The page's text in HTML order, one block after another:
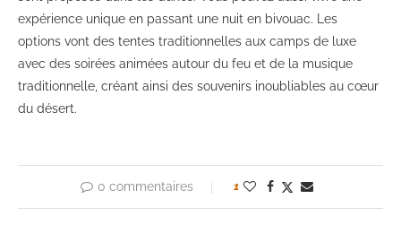
expérience unique en passant une nuit en bivouac. Les
options vont des tentes traditionnelles aux camps de luxe
avec des soirées animées autour du feu et de la musique
traditionnelle, créant ainsi des souvenirs inoubliables au cœur
du désert.
0 commentaires 1